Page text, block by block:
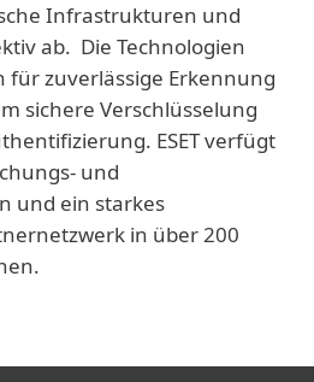
Infrastrukturen und
ab. Die Technologien
für zuverlässige Erkennung
sichere Verschlüsselung
ESET verfügt
und
und ein starkes
in über 200